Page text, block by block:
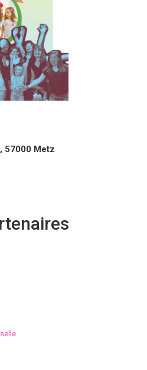
57000 Metz